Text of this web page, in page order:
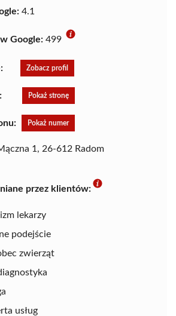
4.1
Google: 499
Zobacz profil
Pokaż stronę
Pokaż numer
1, 26-612 Radom
przez klientów:
lekarzy
podejście
zwierząt
usług